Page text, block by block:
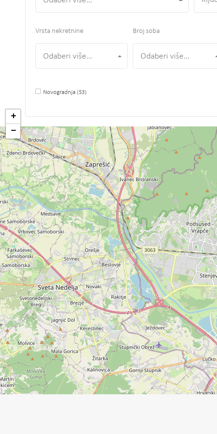
Vrsta nekretnine
Odaberi više...
Broj soba
Odaberi više...
Novogradnja (53)
+
−